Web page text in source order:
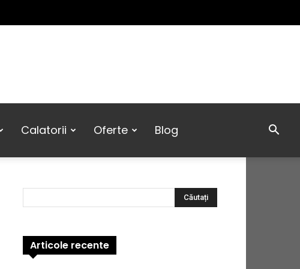
Calatorii Oferte Blog
Articole recente